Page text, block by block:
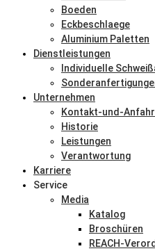
Boeden
Eckbeschlaege
Aluminium Paletten
Dienstleistungen
Individuelle
Unternehmen
Kontakt-und-
Historie
Leistungen
Verantwortung
Karriere
Service
Media
Katalog
Broschüren
REACH-